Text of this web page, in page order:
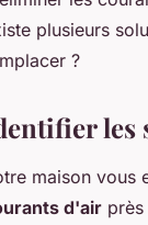
plusieurs
?
les
maison vous
d'air